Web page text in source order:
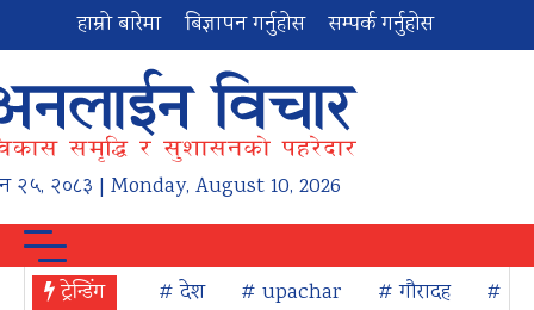
हाम्रो बारेमा बिज्ञापन गर्नुहोस सम्पर्क गर्नुहोस
२५, २०८३ | Monday, August 10, 2026
ट्रेन्डिंग # देश # upachar # गौरादह
#